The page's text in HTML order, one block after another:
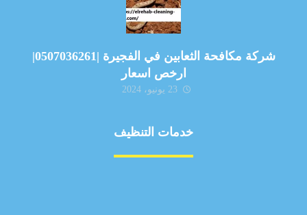
شركة مكافحة الثعابين في الفجيرة |0507036261|
ارخص اسعار
23 يونيو، 2024
خدمات التنظيف